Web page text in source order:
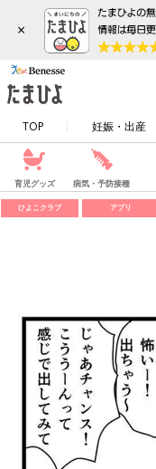
×
TOP 妊娠・出産
育児グッズ 病気・予防接種
ひよこクラブ アプリ